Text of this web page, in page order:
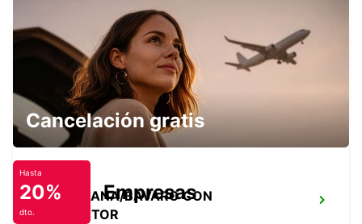
PUNTA CANA/BAVARO
BAVARO - DOMINICAN REPUBLIC
PUNTA CANA/BAVARO CON
CONDUCTOR
Cancelación gratis
Hasta
20%
dto.
Empresas